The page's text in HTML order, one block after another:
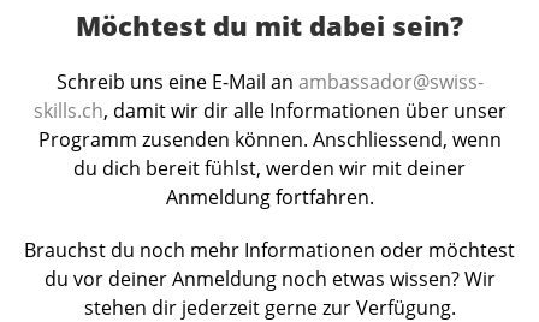
Möchtest du mit dabei sein?
Schreib uns eine E-Mail an ambassador@swiss-
skills.ch, damit wir dir alle Informationen über unser
Programm zusenden können. Anschliessend, wenn
du dich bereit fühlst, werden wir mit deiner
Anmeldung fortfahren.
Brauchst du noch mehr Informationen oder möchtest
du vor deiner Anmeldung noch etwas wissen? Wir
stehen dir jederzeit gerne zur Verfügung.